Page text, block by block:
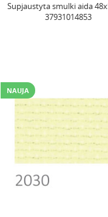
Supjaustyta smulki aida
37931014853
NAUJA